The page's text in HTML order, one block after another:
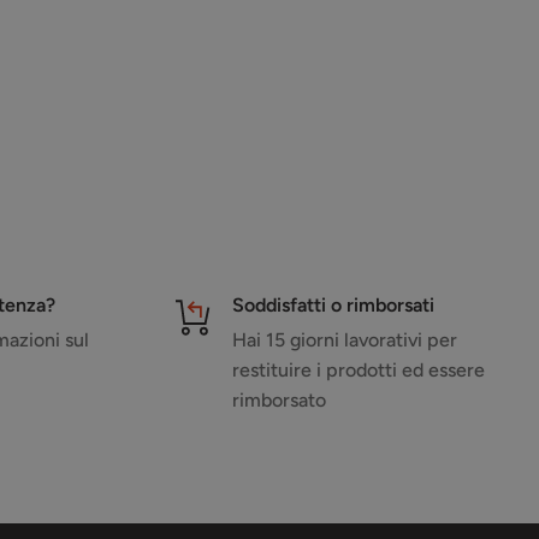
sul
Soddisfatti o rimborsati
Hai 15 giorni lavorativi per
restituire i prodotti ed essere
rimborsato